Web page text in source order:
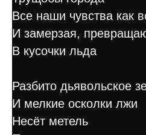
Все наши чувства как
И замерзая,
В кусочки льда
Разбито дьявольское
И мелкие осколки лжи
Несёт метель